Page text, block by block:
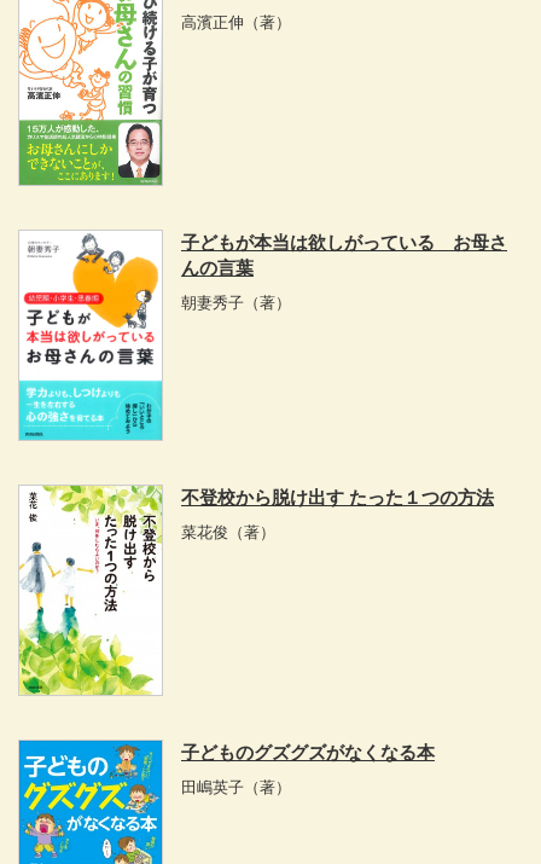
高濱正伸 （著）
子どもが本当は欲しがっている お母さ
んの言葉
朝妻秀子 （著）
不登校から脱け出す たった１つの方法
菜花俊 （著）
子どものグズグズがなくなる本
田嶋英子 （著）